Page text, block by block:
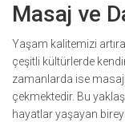
Masaj ve
Yaşam kalitemizi
çeşitli kültürlerde
zamanlarda ise
çekmektedir. Bu
hayatlar yaşayan